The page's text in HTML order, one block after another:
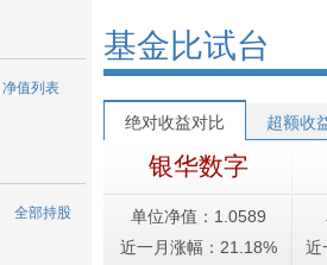
净值列表
全部持股
基金比试台
绝对收益对比 超额收
银华数字
单位净值：1.0589
近一月涨幅：21.18%
近